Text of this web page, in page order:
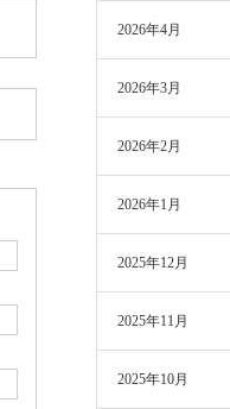
2026年4月
2026年3月
2026年2月
2026年1月
2025年12月
2025年11月
2025年10月